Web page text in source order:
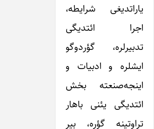
یاراتدیغی شرایطه،
اجرا ائتدیگی
تدبیرلره، گؤردوگو
ایشلره و ادبیات و
اینجه‌صنعته بخش
ائتدیگی یئنی باهار
تراوتینه گؤره، بیر